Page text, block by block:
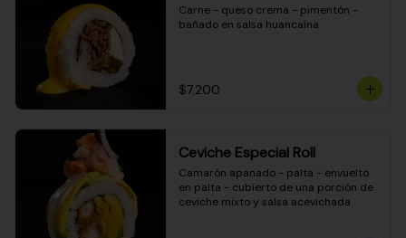
Carne - queso crema - pimentón -
bañado en salsa huancaína
$7.200
Ceviche Especial Roll
Camarón apanado - palta - envuelto
en palta - cubierto de una porción de
ceviche mixto y salsa acevichada